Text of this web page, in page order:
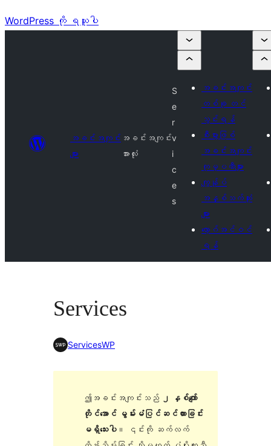
WordPress ကို ရယူပါ
အခင်းအကျင်း
များ
အခင်းအကျင်း
အားလုံး
S
e
r
v
i
c
e
s
အခင်းအကျင်း
တစ်ခု တင်
သွင်းရန်
စီးပွားဖြစ်
အခင်းအကျင်း
ကုမ္ပဏီများ
ကျွန်ုပ်
အနှစ်သက်ဆုံး
များ
လော့ဂ်အင်ဝင်
ရန်
Services
ServicesWP
ဤအခင်းအကျင်းသည်
၂ နှစ်ကျော်
တိုင်အောင် မွမ်းမံပြင်ဆင်ထားခြင်း
မရှိသေးပါ။ ၎င်းကို ဆက်လက်